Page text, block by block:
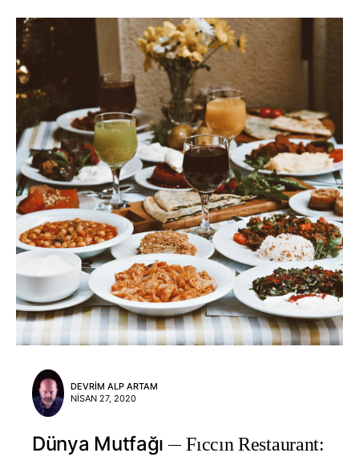
DEVRIM ALP ARTAM
NISAN 27, 2020
Dünya Mutfağı
Fıccın Restaurant: